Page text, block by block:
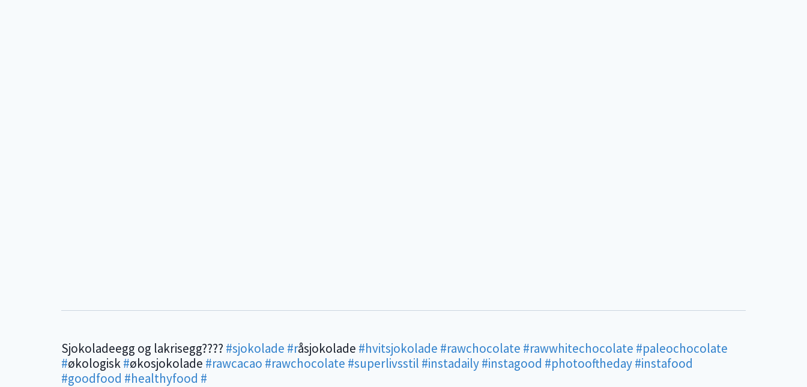
Sjokoladeegg og lakrisegg???? #sjokolade #råsjokolade #hvitsjokolade #rawchocolate #rawwhitechocolate #paleochocolate
#økologisk#økosjokolade #rawcacao #rawchocolate #superlivsstil #instadaily#instagood #photooftheday#instafood
#goodfood #healthyfood #